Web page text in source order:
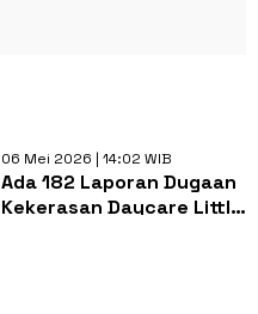
06 Mei 2026 | 14:02 WIB
Ada 182 Laporan Dugaan
Kekerasan Daycare Little